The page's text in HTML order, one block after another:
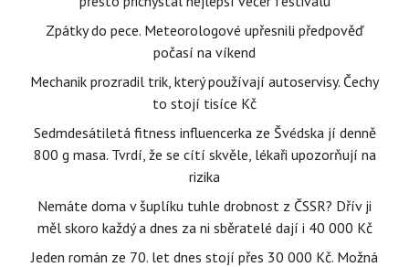
Zpátky do pece. Meteorologové upřesnili předpověď
počasí na víkend
Mechanik prozradil trik, který používají autoservisy. Čechy
to stojí tisíce Kč
Sedmdesátiletá fitness influencerka ze Švédska jí denně
800 g masa. Tvrdí, že se cítí skvěle, lékaři upozorňují na
rizika
Nemáte doma v šuplíku tuhle drobnost z ČSSR? Dřív ji
měl skoro každý a dnes za ni sběratelé dají i 40 000 Kč
Jeden román ze 70. let dnes stojí přes 30 000 Kč. Možná